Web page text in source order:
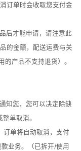
订单时会收取您支付金
后才能申请，请注意此
的金额，配送运费与关
的产品不支持退货）。
知您，您可以决定除缺
单取消。
订单将自动取消，支付
业务。（已拆开/使用